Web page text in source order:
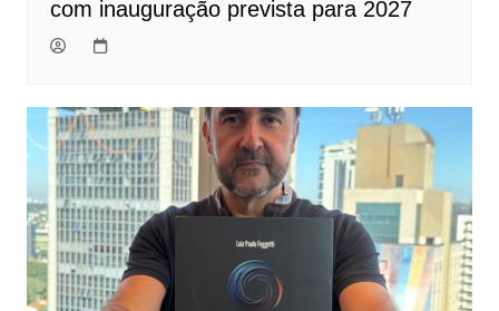
com inauguração prevista para 2027